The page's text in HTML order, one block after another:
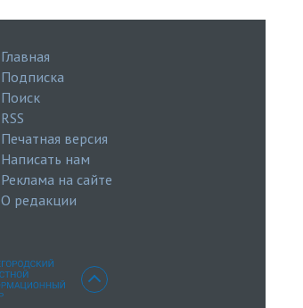
Главная
Подписка
Поиск
RSS
Печатная версия
Написать нам
Реклама на сайте
О редакции